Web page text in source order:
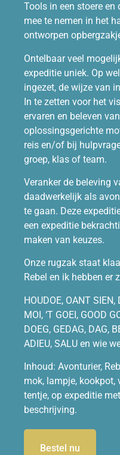
Tools in een stoere
mee te nemen in het
ontworpen
Ontelbaar veel
expeditie uniek. Op
ingezet, de wijze van
In te zetten voor het
ervaren en beleven
oplossingsgerichte
reis en/of bij
groep, klas of team.
Veranker de beleving
daadwerkelijk als
te gaan. Deze
een expeditie
maken van keuzes.
Onze rugzak staat
Rebel en ik hebben er
HOUDOE, OANT SIEN,
MOI, ‘T GOEI, GOOD
DOEG, GEDAG, DAG,
ADIEU, SALU en wie
Inhoud: Avonturier,
mok, lampje, kookpot,
tentje, op expeditie
beschrijving.
Bestel nu